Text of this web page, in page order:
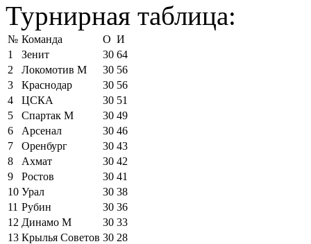
Турнирная таблица:
№ Команда О И
1
Зенит 30 64
2
Локомотив М 30 56
3
Краснодар 30 56
4
ЦСКА 30 51
5
Спартак М 30 49
6
Арсенал 30 46
7
Оренбург 30 43
8
Ахмат 30 42
9
Ростов 30 41
10 Урал 30 38
11 Рубин 30 36
12 Динамо М 30 33
13 Крылья Советов 30 28